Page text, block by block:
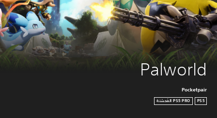
Palworld
Pocketpair
PS5